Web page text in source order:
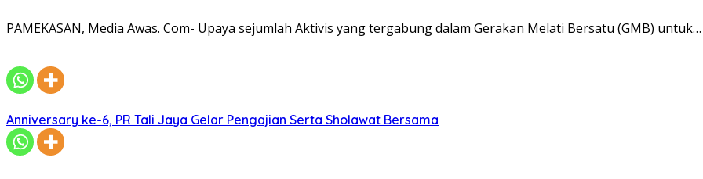
PAMEKASAN, Media Awas. Com- Upaya sejumlah Aktivis yang tergabung dalam Gerakan Melati Bersatu (GMB) untuk…
Anniversary ke-6, PR Tali Jaya Gelar Pengajian Serta Sholawat Bersama